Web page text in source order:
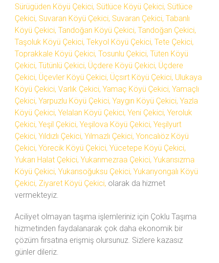
Sürügüden Köyü Çekici, Sütlüce Köyü Çekici, Sütlüce
Çekici, Suvaran Köyü Çekici, Suvaran Çekici, Tabanlı
Köyü Çekici, Tandoğan Köyü Çekici, Tandoğan Çekici,
Taşoluk Köyü Çekici, Tekyol Köyü Çekici, Tete Çekici,
Toprakkale Köyü Çekici, Tosunlu Çekici, Tüten Köyü
Çekici, Tütünlü Çekici, Üçdere Köyü Çekici, Üçdere
Çekici, Üçevler Köyü Çekici, Üçsırt Köyü Çekici, Ulukaya
Köyü Çekici, Varlık Çekici, Yamaç Köyü Çekici, Yamaçlı
Çekici, Yarpuzlu Köyü Çekici, Yaygın Köyü Çekici, Yazla
Köyü Çekici, Yelalan Köyü Çekici, Yeni Çekici, Yeroluk
Çekici, Yeşil Çekici, Yeşilova Köyü Çekici, Yeşilyurt
Çekici, Yıldızlı Çekici, Yılmazlı Çekici, Yoncalıöz Köyü
Çekici, Yörecik Köyü Çekici, Yücetepe Köyü Çekici,
Yukarı Halat Çekici, Yukarımezraa Çekici, Yukarısızma
Köyü Çekici, Yukarısoğuksu Çekici, Yukarıyongalı Köyü
Çekici, Ziyaret Köyü Çekici, olarak da hizmet
vermekteyiz.
Aciliyet olmayan taşıma işlemleriniz için Çoklu Taşıma
hizmetinden faydalanarak çok daha ekonomik bir
çözüm fırsatına erişmiş olursunuz. Sizlere kazasız
günler dileriz.